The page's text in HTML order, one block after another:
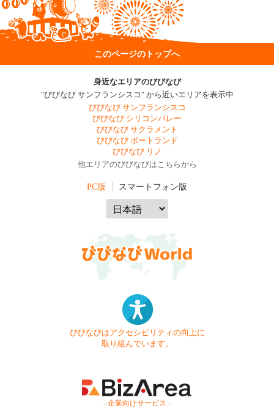
このページのトップへ
身近なエリアのびびなび
"びびなび サンフランシスコ" から近いエリアを表示中
びびなび サンフランシスコ
びびなび シリコンバレー
びびなび サクラメント
びびなび ポートランド
びびなび リノ
他エリアのびびなびはこちらから
PC版 スマートフォン版
びびなびはアクセシビリティの向上に
取り組んでいます。
- 企業向けサービス -